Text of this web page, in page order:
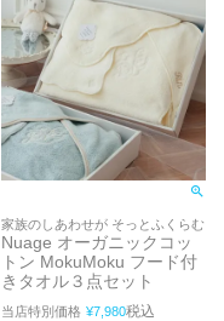
家族のしあわせが そっとふくらむ
Nuage オーガニックコッ
トン MokuMoku フード付
きタオル３点セット
当店特別価格 ¥7,980税込